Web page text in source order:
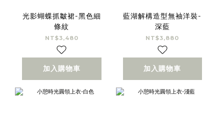
光影蝴蝶抓皺裙-黑色細
條紋
NT$3,480
加入購物車
藍湖解構造型無袖洋裝-
深藍
NT$3,880
加入購物車